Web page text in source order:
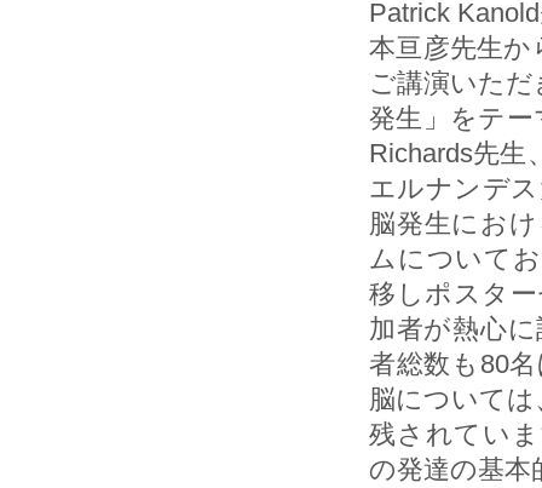
Patrick
本亘彦先生か
ご講演いた
発生」をテ
Richards先生
エルナンデ
脳発生にお
ムについて
移しポスタ
加者が熱心
者総数も80
脳について
残されてい
の発達の基